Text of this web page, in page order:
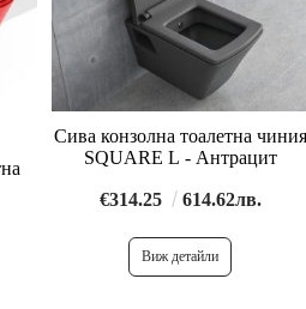
Сива конзолна тоалетна чиния
SQUARE L - Антрацит
€314.25 614.62лв.
Виж детайли